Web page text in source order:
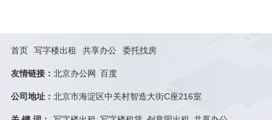
首页 写字楼出租 共享办公 委托找房
友情链接： 北京办公网 百度
公司地址： 北京市海淀区中关村智造大街C座216室